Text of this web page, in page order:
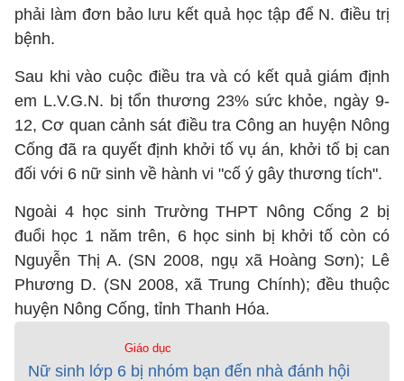
phải làm đơn bảo lưu kết quả học tập để N. điều trị
bệnh.
Sau khi vào cuộc điều tra và có kết quả giám định
em L.V.G.N. bị tổn thương 23% sức khỏe, ngày 9-
12, Cơ quan cảnh sát điều tra Công an huyện Nông
Cống đã ra quyết định khởi tố vụ án, khởi tố bị can
đối với 6 nữ sinh về hành vi "cố ý gây thương tích".
Ngoài 4 học sinh Trường THPT Nông Cống 2 bị
đuổi học 1 năm trên, 6 học sinh bị khởi tố còn có
Nguyễn Thị A. (SN 2008, ngụ xã Hoàng Sơn); Lê
Phương D. (SN 2008, xã Trung Chính); đều thuộc
huyện Nông Cống, tỉnh Thanh Hóa.
Giáo dục
Nữ sinh lớp 6 bị nhóm bạn đến nhà đánh hội